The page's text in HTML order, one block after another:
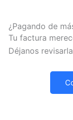
¿Pagando de
Tu factura
Déjanos